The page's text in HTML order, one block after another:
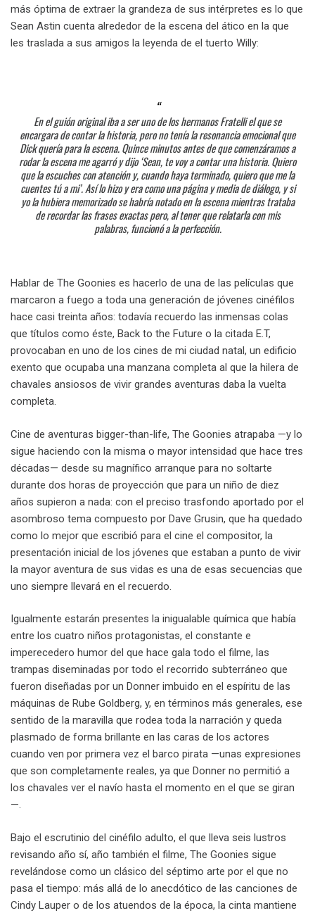
más óptima de extraer la grandeza de sus intérpretes es lo que
Sean Astin cuenta alrededor de la escena del ático en la que
les traslada a sus amigos la leyenda de el tuerto Willy:
En el guión original iba a ser uno de los hermanos Fratelli el que se
encargara de contar la historia, pero no tenía la resonancia emocional que
Dick quería para la escena. Quince minutos antes de que comenzáramos a
rodar la escena me agarró y dijo ‘Sean, te voy a contar una historia. Quiero
que la escuches con atención y, cuando haya terminado, quiero que me la
cuentes tú a mi’. Así lo hizo y era como una página y media de diálogo, y si
yo la hubiera memorizado se habría notado en la escena mientras trataba
de recordar las frases exactas pero, al tener que relatarla con mis
palabras, funcionó a la perfección.
Hablar de The Goonies es hacerlo de una de las películas que
marcaron a fuego a toda una generación de jóvenes cinéfilos
hace casi treinta años: todavía recuerdo las inmensas colas
que títulos como éste, Back to the Future o la citada E.T,
provocaban en uno de los cines de mi ciudad natal, un edificio
exento que ocupaba una manzana completa al que la hilera de
chavales ansiosos de vivir grandes aventuras daba la vuelta
completa.
Cine de aventuras bigger-than-life, The Goonies atrapaba —y lo
sigue haciendo con la misma o mayor intensidad que hace tres
décadas— desde su magnífico arranque para no soltarte
durante dos horas de proyección que para un niño de diez
años supieron a nada: con el preciso trasfondo aportado por el
asombroso tema compuesto por Dave Grusin, que ha quedado
como lo mejor que escribió para el cine el compositor, la
presentación inicial de los jóvenes que estaban a punto de vivir
la mayor aventura de sus vidas es una de esas secuencias que
uno siempre llevará en el recuerdo.
Igualmente estarán presentes la inigualable química que había
entre los cuatro niños protagonistas, el constante e
imperecedero humor del que hace gala todo el filme, las
trampas diseminadas por todo el recorrido subterráneo que
fueron diseñadas por un Donner imbuido en el espíritu de las
máquinas de Rube Goldberg, y, en términos más generales, ese
sentido de la maravilla que rodea toda la narración y queda
plasmado de forma brillante en las caras de los actores
cuando ven por primera vez el barco pirata —unas expresiones
que son completamente reales, ya que Donner no permitió a
los chavales ver el navío hasta el momento en el que se giran
—.
Bajo el escrutinio del cinéfilo adulto, el que lleva seis lustros
revisando año sí, año también el filme, The Goonies sigue
revelándose como un clásico del séptimo arte por el que no
pasa el tiempo: más allá de lo anecdótico de las canciones de
Cindy Lauper o de los atuendos de la época, la cinta mantiene